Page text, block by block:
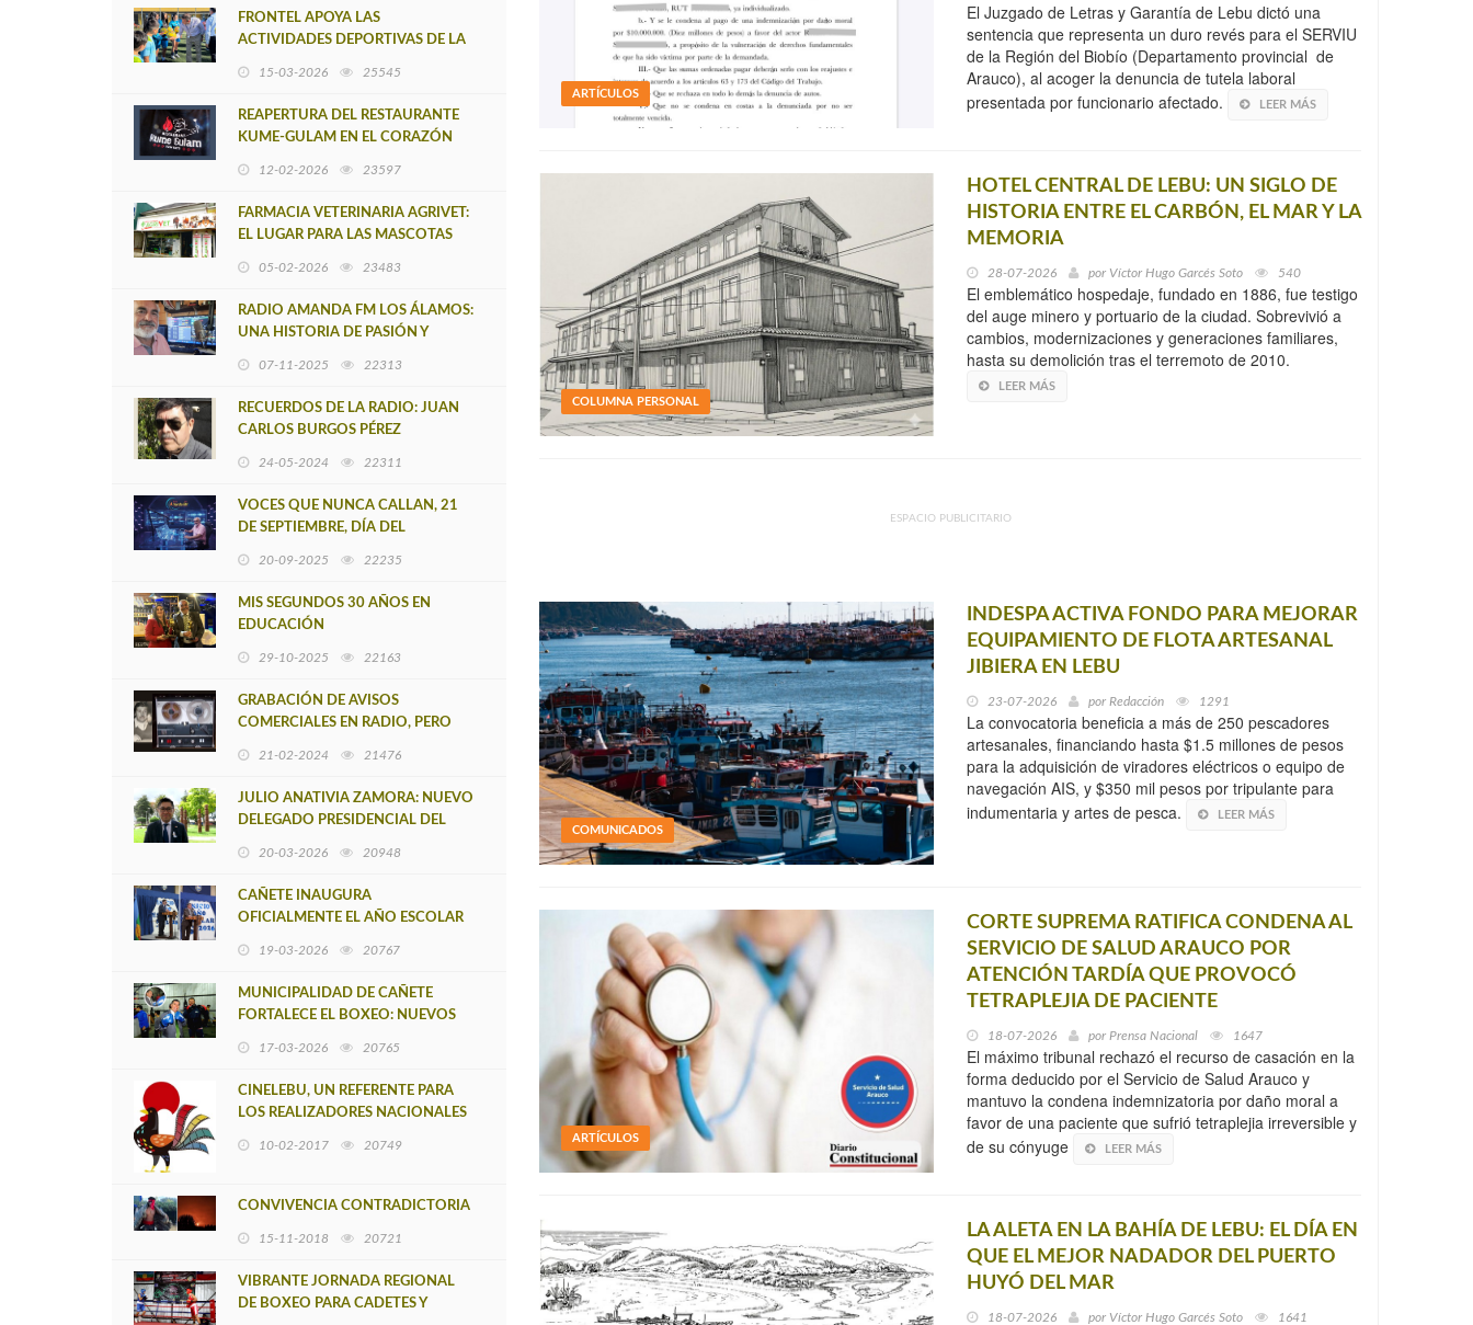
FRONTEL APOYA LAS
ACTIVIDADES DEPORTIVAS DE LA
15-03-2026 25545
REAPERTURA DEL RESTAURANTE
KUME-GULAM EN EL CORAZÓN
12-02-2026 23597
FARMACIA VETERINARIA AGRIVET:
EL LUGAR PARA LAS MASCOTAS
05-02-2026 23483
RADIO AMANDA FM LOS ÁLAMOS:
UNA HISTORIA DE PASIÓN Y
07-11-2025 22313
RECUERDOS DE LA RADIO: JUAN
CARLOS BURGOS PÉREZ
24-05-2024 22311
VOCES QUE NUNCA CALLAN, 21
DE SEPTIEMBRE, DÍA DEL
20-09-2025 22235
MIS SEGUNDOS 30 AÑOS EN
EDUCACIÓN
29-10-2025 22163
GRABACIÓN DE AVISOS
COMERCIALES EN RADIO, PERO
21-02-2024 21476
JULIO ANATIVIA ZAMORA: NUEVO
DELEGADO PRESIDENCIAL DEL
20-03-2026 20948
CAÑETE INAUGURA
OFICIALMENTE EL AÑO ESCOLAR
19-03-2026 20767
MUNICIPALIDAD DE CAÑETE
FORTALECE EL BOXEO: NUEVOS
17-03-2026 20765
CINELEBU, UN REFERENTE PARA
LOS REALIZADORES NACIONALES
10-02-2017 20749
CONVIVENCIA CONTRADICTORIA
15-11-2018 20721
VIBRANTE JORNADA REGIONAL
DE BOXEO PARA CADETES Y
ARTÍCULOS
El Juzgado de Letras y Garantía de Lebu dictó una
sentencia que representa un duro revés para el SERVIU
de la Región del Biobío (Departamento provincial de
Arauco), al acoger la denuncia de tutela laboral
presentada por funcionario afectado.
LEER MÁS
COLUMNA PERSONAL
HOTEL CENTRAL DE LEBU: UN SIGLO DE
HISTORIA ENTRE EL CARBÓN, EL MAR Y LA
MEMORIA
28-07-2026 por Víctor Hugo Garcés Soto 540
El emblemático hospedaje, fundado en 1886, fue testigo
del auge minero y portuario de la ciudad. Sobrevivió a
cambios, modernizaciones y generaciones familiares,
hasta su demolición tras el terremoto de 2010.
LEER MÁS
ESPACIO PUBLICITARIO
COMUNICADOS
INDESPA ACTIVA FONDO PARA MEJORAR
EQUIPAMIENTO DE FLOTA ARTESANAL
JIBIERA EN LEBU
23-07-2026 por Redacción 1291
La convocatoria beneficia a más de 250 pescadores
artesanales, financiando hasta $1.5 millones de pesos
para la adquisición de viradores eléctricos o equipo de
navegación AIS, y $350 mil pesos por tripulante para
indumentaria y artes de pesca.
LEER MÁS
ARTÍCULOS
CORTE SUPREMA RATIFICA CONDENA AL
SERVICIO DE SALUD ARAUCO POR
ATENCIÓN TARDÍA QUE PROVOCÓ
TETRAPLEJIA DE PACIENTE
18-07-2026 por Prensa Nacional 1647
El máximo tribunal rechazó el recurso de casación en la
forma deducido por el Servicio de Salud Arauco y
mantuvo la condena indemnizatoria por daño moral a
favor de una paciente que sufrió tetraplejia irreversible y
de su cónyuge
LEER MÁS
LA ALETA EN LA BAHÍA DE LEBU: EL DÍA EN
QUE EL MEJOR NADADOR DEL PUERTO
HUYÓ DEL MAR
18-07-2026 por Víctor Hugo Garcés Soto 1641